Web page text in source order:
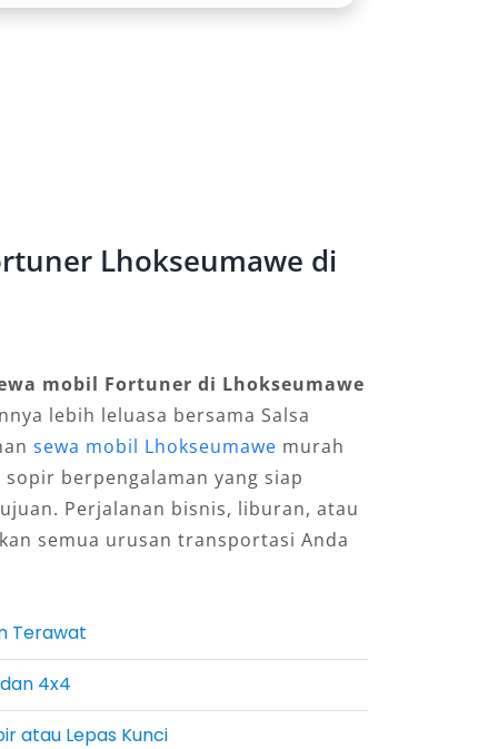
Lhokseumawe di
mobil Fortuner di Lhokseumawe
lebih leluasa bersama Salsa
sewa mobil Lhokseumawe murah
berpengalaman yang siap
Perjalanan bisnis, liburan, atau
semua urusan transportasi Anda
Terawat
4x4
atau Lepas Kunci